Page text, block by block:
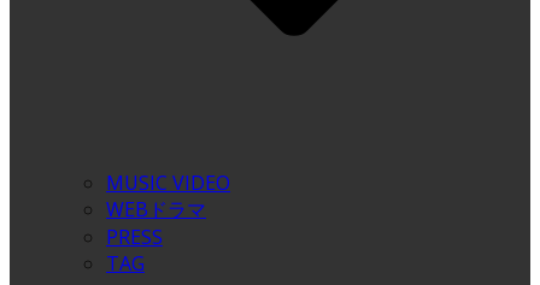
MUSIC VIDEO
WEBドラマ
PRESS
TAG